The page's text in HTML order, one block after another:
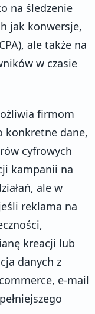
na śledzenie
jak konwersje,
ale także na
w czasie
firmom
konkretne dane,
cyfrowych
kampanii na
ale w
reklama na
kreacji lub
danych z
e-mail